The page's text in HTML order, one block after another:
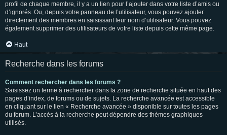
profil de chaque membre, il y a un lien pour l’ajouter dans votre liste d’amis ou
d’ignorés. Ou, depuis votre panneau de l’utilisateur, vous pouvez ajouter
directement des membres en saisissant leur nom d’utilisateur. Vous pouvez
également supprimer des utilisateurs de votre liste depuis cette même page.
Haut
Recherche dans les forums
Comment rechercher dans les forums ?
Saisissez un terme à rechercher dans la zone de recherche située en haut des
pages d’index, de forums ou de sujets. La recherche avancée est accessible
en cliquant sur le lien « Recherche avancée » disponible sur toutes les pages
du forum. L’accès à la recherche peut dépendre des thèmes graphiques
utilisés.